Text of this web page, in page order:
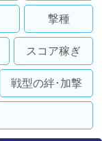
撃種
スコア稼ぎ
戦型の絆･加撃